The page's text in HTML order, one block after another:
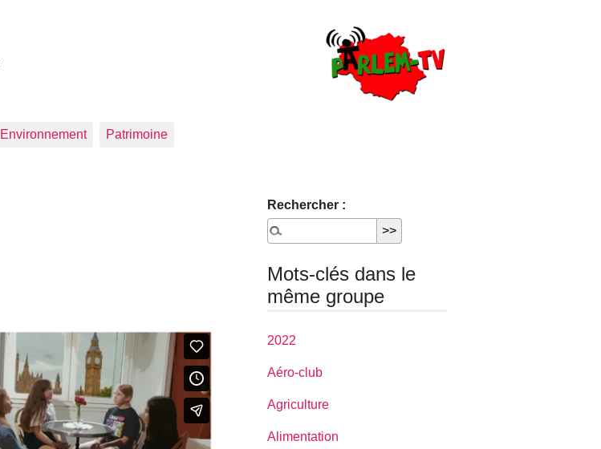
Environnement Patrimoine
Rechercher :
Mots-clés dans le
même groupe
2022
Aéro-club
Agriculture
Alimentation